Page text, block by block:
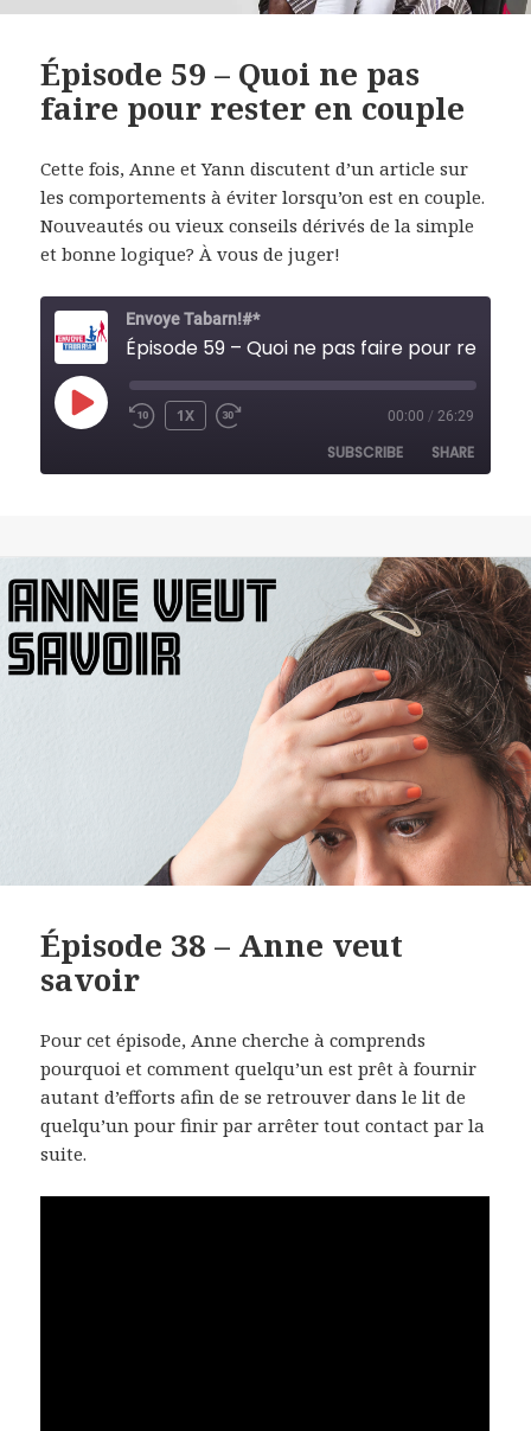
Épisode 59 – Quoi ne pas
faire pour rester en couple
Cette fois, Anne et Yann discutent d’un article sur
les comportements à éviter lorsqu’on est en couple.
Nouveautés ou vieux conseils dérivés de la simple
et bonne logique? À vous de juger!
Envoye Tabarn!#*
PLAY
EPISODE REWIND
1X
FAST
00:00 / 26:29
SUBSCRIBE SHARE
LINK
EMBED
Épisode 38 – Anne veut
savoir
Pour cet épisode, Anne cherche à comprends
pourquoi et comment quelqu’un est prêt à fournir
autant d’effortsafin de se retrouver dans le lit de
quelqu’un pour finir par arrêter tout contact par la
suite.